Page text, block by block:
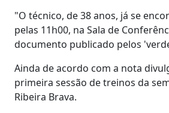
"O técnico, de 38 anos, já se
pelas 11h00, na Sala de
documento publicado pelos
Ainda de acordo com a nota
primeira sessão de treinos da
Ribeira Brava.